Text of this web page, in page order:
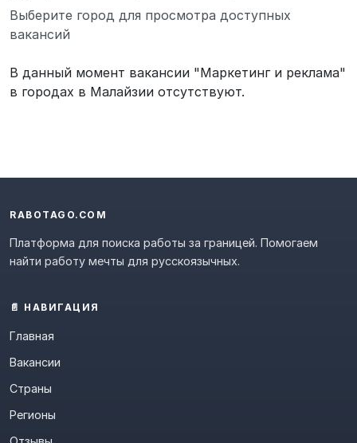
Выберите город для просмотра доступных
вакансий
В данный момент вакансии "Маркетинг и реклама"
в городах в Малайзии отсутствуют.
RABOTAGO.COM
Платформа для поиска работы за границей. Помогаем
найти работу мечты для русскоязычных.
📄 НАВИГАЦИЯ
Главная
Вакансии
Страны
Регионы